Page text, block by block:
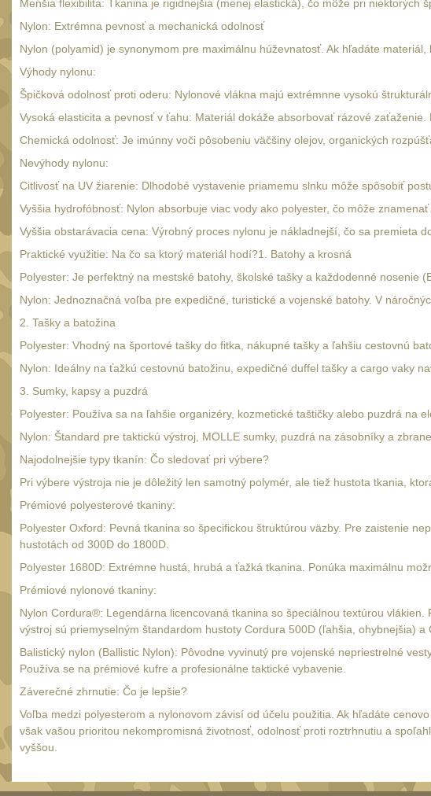
Menšia flexibilita: Tkanina je rigidnejšia (menej elastická), čo môže pri niektorých
Nylon: Extrémna pevnosť a mechanická odolnosť
Nylon (polyamid) je synonymom pre maximálnu húževnatosť. Ak hľadáte
Výhody nylonu:
Špičková odolnosť proti oderu: Nylonové vlákna majú extrémnne vysokú
Vysoká elasticita a pevnosť v ťahu: Materiál dokáže absorbovať rázové
Chemická odolnosť: Je imúnny voči pôsobeniu väčšiny olejov, organických
Nevýhody nylonu:
Citlivosť na UV žiarenie: Dlhodobé vystavenie priamemu slnku môže spôsobiť
Vyššia hydrofóbnosť: Nylon absorbuje viac vody ako polyester, čo môže
Vyššia obstarávacia cena: Výrobný proces nylonu je nákladnejší, čo sa premieta
Praktické využitie: Na čo sa ktorý materiál hodí?1. Batohy a krosná
Polyester: Je perfektný na mestské batohy, školské tašky a každodenné nosenie
Nylon: Jednoznačná voľba pre expedičné, turistické a vojenské batohy. V
2. Tašky a batožina
Polyester: Vhodný na športové tašky do fitka, nákupné tašky a ľahšiu cestovnú
Nylon: Ideálny na ťažkú cestovnú batožinu, expedičné duffel tašky a cargo vaky
3. Sumky, kapsy a puzdrá
Polyester: Používa sa na ľahšie organizéry, kozmetické taštičky alebo puzdrá na
Nylon: Štandard pre taktickú výstroj, MOLLE sumky, puzdrá na zásobníky a
Najodolnejšie typy tkanín: Čo sledovať pri výbere?
Pri výbere výstroja nie je dôležitý len samotný polymér, ale tiež hustota tkania,
Prémiové polyesterové tkaniny:
Polyester Oxford: Pevná tkanina so špecifickou štruktúrou väzby. Pre zaistenie
hustotách od 300D do 1800D.
Polyester 1680D: Extrémne hustá, hrubá a ťažká tkanina. Ponúka maximálnu
Prémiové nylonové tkaniny:
Nylon Cordura®: Legendárna licencovaná tkanina so špeciálnou textúrou
výstroj sú priemyselným štandardom hustoty Cordura 500D (ľahšia, ohybnejšia) a
Balistický nylon (Ballistic Nylon): Pôvodne vyvinutý pre vojenské nepriestrelné
Používa se na prémiové kufre a profesionálne taktické vybavenie.
Záverečné zhrnutie: Čo je lepšie?
Voľba medzi polyesterom a nylonovom závisí od účelu použitia. Ak hľadáte
však vašou prioritou nekompromisná životnosť, odolnosť proti roztrhnutiu a
vyššou.